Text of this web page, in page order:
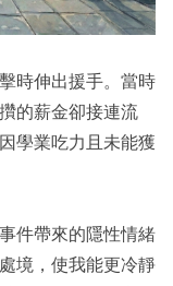
時伸出援手。當時
的薪金卻接連流
學業吃力且未能獲
件帶來的隱性情緒
境，使我能更冷靜